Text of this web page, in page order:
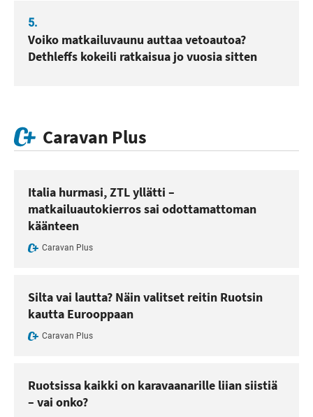
5.
Voiko matkailuvaunu auttaa vetoautoa?
Dethleffs kokeili ratkaisua jo vuosia sitten
Caravan Plus
Italia hurmasi, ZTL yllätti –
matkailuautokierros sai odottamattoman
käänteen
Caravan Plus
Silta vai lautta? Näin valitset reitin Ruotsin
kautta Eurooppaan
Caravan Plus
Ruotsissa kaikki on karavaanarille liian siistiä
– vai onko?